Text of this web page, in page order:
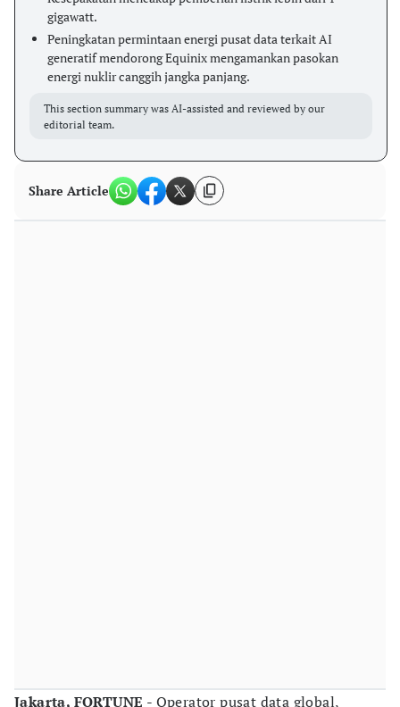
gigawatt.
Peningkatan permintaan energi pusat data terkait AI
generatif mendorong Equinix mengamankan pasokan
energi nuklir canggih jangka panjang.
This section summary was AI-assisted and reviewed by our
editorial team.
Share Article
Jakarta, FORTUNE - Operator pusat data global,